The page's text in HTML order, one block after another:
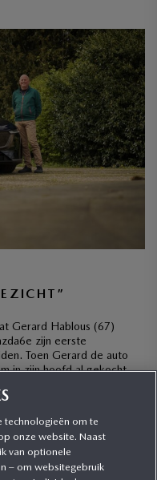
Gerard Hablous (67)
zijn eerste
Toen Gerard de auto
in zijn hoofd al gekocht,
technologieën om te
onze website. Naast
van optionele
– om websitegebruik